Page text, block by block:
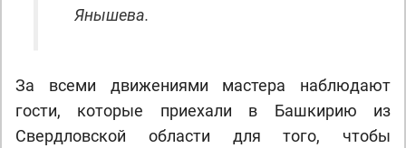
Янышева.
За всеми движениями мастера наблюдают
гости, которые приехали в Башкирию из
Свердловской области для того, чтобы